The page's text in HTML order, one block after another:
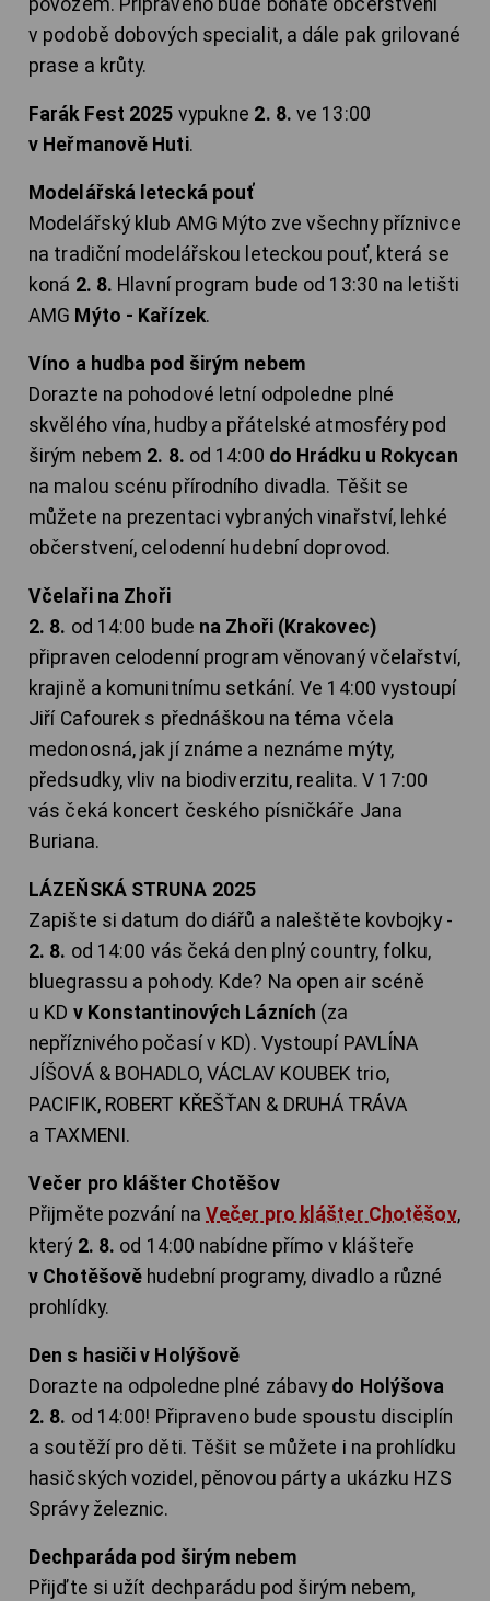
povozem. Připraveno bude bohaté občerstvení
v podobě dobových specialit, a dále pak grilované
prase a krůty.
Farák Fest 2025 vypukne 2. 8. ve 13:00
v Heřmanově Huti.
Modelářská letecká pouť
Modelářský klub AMG Mýto zve všechny příznivce
na tradiční modelářskou leteckou pouť, která se
koná 2. 8. Hlavní program bude od 13:30 na letišti
AMG Mýto - Kařízek.
Víno a hudba pod širým nebem
Dorazte na pohodové letní odpoledne plné
skvělého vína, hudby a přátelské atmosféry pod
širým nebem 2. 8. od 14:00 do Hrádku u Rokycan
na malou scénu přírodního divadla. Těšit se
můžete na prezentaci vybraných vinařství, lehké
občerstvení, celodenní hudební doprovod.
Včelaři na Zhoři
2. 8. od 14:00 bude na Zhoři (Krakovec)
připraven celodenní program věnovaný včelařství,
krajině a komunitnímu setkání. Ve 14:00 vystoupí
Jiří Cafourek s přednáškou na téma včela
medonosná, jak jí známe a neznáme mýty,
předsudky, vliv na biodiverzitu, realita. V 17:00
vás čeká koncert českého písničkáře Jana
Buriana.
LÁZEŇSKÁ STRUNA 2025
Zapište si datum do diářů a naleštěte kovbojky -
2. 8. od 14:00 vás čeká den plný country, folku,
bluegrassu a pohody. Kde? Na open air scéně
u KD v Konstantinových Lázních (za
nepříznivého počasí v KD). Vystoupí PAVLÍNA
JÍŠOVÁ & BOHADLO, VÁCLAV KOUBEK trio,
PACIFIK, ROBERT KŘEŠŤAN & DRUHÁ TRÁVA
a TAXMENI.
Večer pro klášter Chotěšov
Přijměte pozvání na Večer pro klášter Chotěšov,
který 2. 8. od 14:00 nabídne přímo v klášteře
v Chotěšově hudební programy, divadlo a různé
prohlídky.
Den s hasiči v Holýšově
Dorazte na odpoledne plné zábavy do Holýšova
2. 8. od 14:00! Připraveno bude spoustu disciplín
a soutěží pro děti. Těšit se můžete i na prohlídku
hasičských vozidel, pěnovou párty a ukázku HZS
Správy železnic.
Dechparáda pod širým nebem
Přijďte si užít dechparádu pod širým nebem,